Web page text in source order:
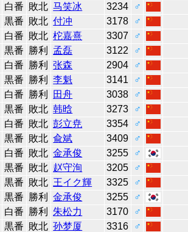
白番 敗北 马笑冰 3234
♂
黒番 敗北 付冲 3178
♂
白番 敗北 柁嘉熹 3307
♂
黒番 勝利 孟磊 3122
♂
白番 勝利 张森 2904
♂
黒番 勝利 李魁 3141
♂
白番 勝利 田舟 3038
♂
黒番 敗北 韩晗 3273
♂
白番 敗北 彭立尭 3354
♂
黒番 敗北 兪斌 3409
♂
白番 敗北 金承俊 3255
♂
黒番 敗北 赵守洵 3205
♂
黒番 敗北 王イク輝 3325
♂
黒番 勝利 金承俊 3255
♂
白番 勝利 朱松力 3170
♂
黒番 敗北 孙梦厦 3316
♂